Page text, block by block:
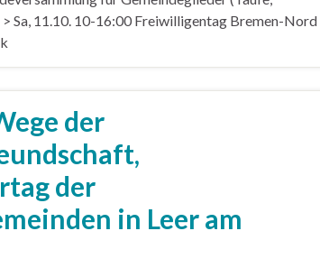
Sa, 11.10. 10-16:00 Freiwilligentag Bremen-Nord
der
der
in Leer am